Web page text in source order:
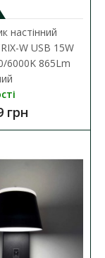
H 3W 4200K
для
настінний
W USB 15W
6000K 865Lm
грн